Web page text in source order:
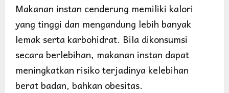
Makanan instan cenderung memiliki kalori
yang tinggi dan mengandung lebih banyak
lemak serta karbohidrat. Bila dikonsumsi
secara berlebihan, makanan instan dapat
meningkatkan risiko terjadinya kelebihan
berat badan, bahkan obesitas.